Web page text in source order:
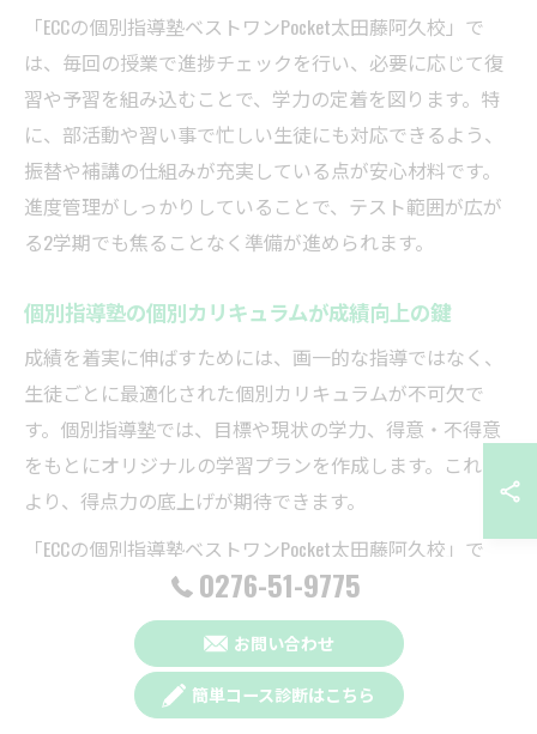
「ECCの個別指導塾ベストワンPocket太田藤阿久校」で
は、毎回の授業で進捗チェックを行い、必要に応じて復
習や予習を組み込むことで、学力の定着を図ります。特
に、部活動や習い事で忙しい生徒にも対応できるよう、
振替や補講の仕組みが充実している点が安心材料です。
進度管理がしっかりしていることで、テスト範囲が広が
る2学期でも焦ることなく準備が進められます。
個別指導塾の個別カリキュラムが成績向上の鍵
成績を着実に伸ばすためには、画一的な指導ではなく、
生徒ごとに最適化された個別カリキュラムが不可欠で
す。個別指導塾では、目標や現状の学力、得意・不得意
をもとにオリジナルの学習プランを作成します。これに
より、得点力の底上げが期待できます。
「ECCの個別指導塾ベストワンPocket太田藤阿久校」で
は、定期テスト対策だけでなく、将来の受験や資格取得
も見据えたカリキュラム設計が可能です。生徒本人と保
護者、講師が三位一体となり、目標達成まで伴走する仕
組みが整っているため、モチベーション維持や学習習慣
0276-51-9775
お問い合わせ
簡単コース診断はこちら